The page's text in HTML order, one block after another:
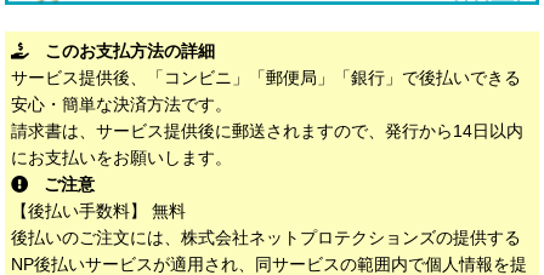
このお支払方法の詳細
サービス提供後、「コンビニ」「郵便局」「銀行」で後払いできる
安心・簡単な決済方法です。
請求書は、サービス提供後に郵送されますので、発行から14日以内
にお支払いをお願いします。
ご注意
【後払い手数料】 無料
後払いのご注文には、株式会社ネットプロテクションズの提供する
NP後払いサービスが適用され、同サービスの範囲内で個人情報を提